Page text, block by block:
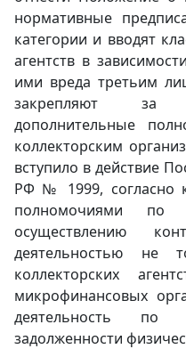
нормативные
категории и вводят
агентств в
ими вреда третьим
закрепляют за
дополнительные
коллекторским
вступило в действие
РФ № 1999, согласно
полномочиями по
осуществлению
деятельностью не
коллекторских
микрофинансовых
деятельность по
задолженности